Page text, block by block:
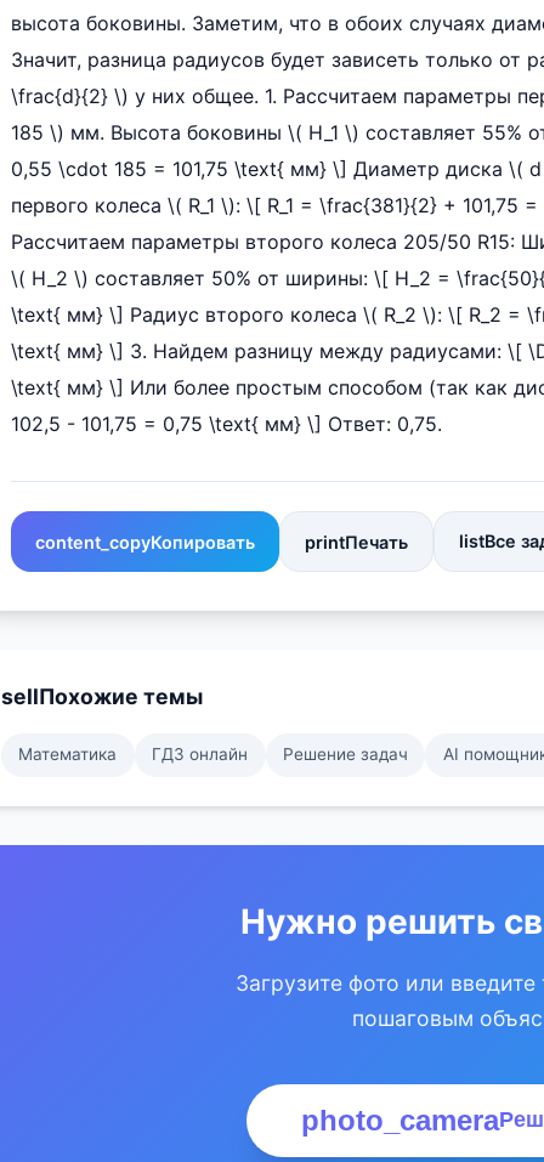
высота боковины. Заметим, что в обоих случаях
Значит, разница радиусов будет зависеть только от
\frac{d}{2} \) у них общее. 1. Рассчитаем параметры
185 \) мм. Высота боковины \( H_1 \) составляет 55%
0,55 \cdot 185 = 101,75 \text{ мм} \] Диаметр диска \(
первого колеса \( R_1 \): \[ R_1 = \frac{381}{2} +
Рассчитаем параметры второго колеса 205/50 R15:
\( H_2 \) составляет 50% от ширины: \[ H_2 =
\text{ мм} \] Радиус второго колеса \( R_2 \): \[ R_2 =
\text{ мм} \] 3. Найдем разницу между радиусами: \[
\text{ мм} \] Или более простым способом (так как
102,5 - 101,75 = 0,75 \text{ мм} \] Ответ: 0,75.
content_copyКопировать printПечать listВсе
sellПохожие темы
Математика ГДЗ онлайн Решение задач AI
Нужно решить
Загрузите фото или
пошаговым
photo_camera